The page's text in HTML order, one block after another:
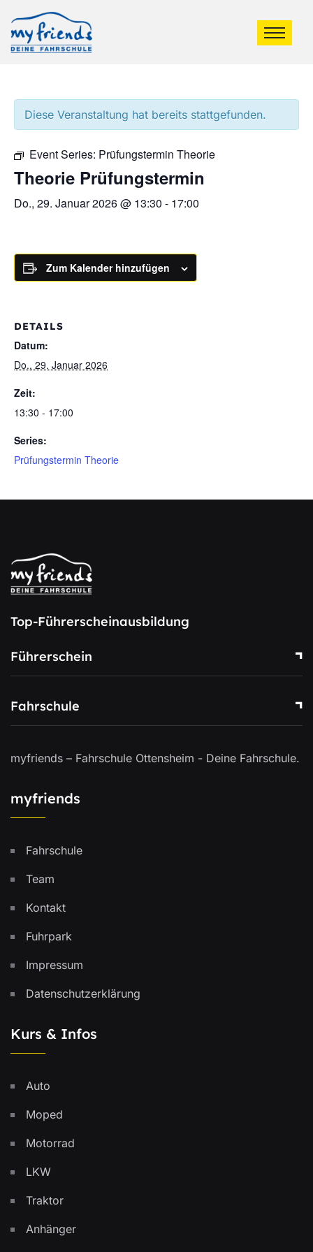
Diese Veranstaltung hat bereits stattgefunden.
Event Series: Prüfungstermin Theorie
Theorie Prüfungstermin
Do., 29. Januar 2026 @ 13:30 - 17:00
Zum Kalender hinzufügen
DETAILS
Datum:
Do., 29. Januar 2026
Zeit:
13:30 - 17:00
Series:
Prüfungstermin Theorie
Top-Führerscheinausbildung
Führerschein
Fahrschule
myfriends – Fahrschule Ottensheim - Deine Fahrschule.
myfriends
Fahrschule
Team
Kontakt
Fuhrpark
Impressum
Datenschutzerklärung
Kurs & Infos
Auto
Moped
Motorrad
LKW
Traktor
Anhänger